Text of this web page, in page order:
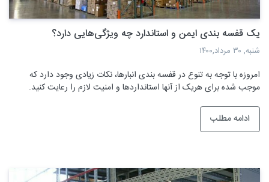
یک قفسه بندی ایمن و استاندارد چه ویژگی‌هایی دارد؟
شنبه, ۳۰ مرداد,۱۴۰۰
امروزه با توجه به تنوع در قفسه بندی انبارها، نکات زیادی وجود دارد که
موجب شده برای هریک از آنها استانداردها و امنیت لازم را رعایت کنید.
ادامه مطلب